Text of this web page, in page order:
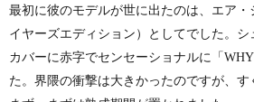
最初に彼のモデルが世に出たのは、エア・
イヤーズエディション）としてでした。
カバーに赤字でセンセーショナルに「
た。界隈の衝撃は大きかったのですが、